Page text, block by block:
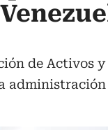
de Activos